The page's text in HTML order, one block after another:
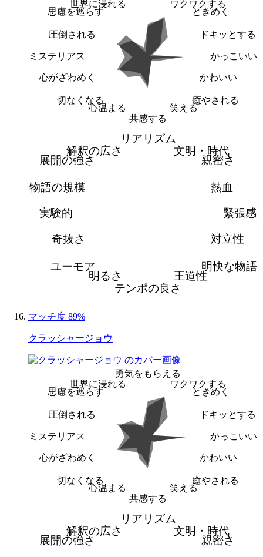
ワクワクする
ときめく
ドキッとする
かっこいい
かわいい
癒やされる
笑える
共感する
心温まる
切なくなる
心がざわめく
ミステリアス
圧倒される
思慮を巡らす
世界に浸れる
リアリズム
文明・時代
親密さ
熱血
緊張感
対立性
明快な物語
王道性
テンポの良さ
明るさ
ユーモア
奇抜さ
実験的
物語の規模
展開の強さ
解釈の広さ
マッチ度 89%
クラッシャージョウ
勇気をもらえる
ワクワクする
ときめく
ドキッとする
かっこいい
かわいい
癒やされる
笑える
共感する
心温まる
切なくなる
心がざわめく
ミステリアス
圧倒される
思慮を巡らす
世界に浸れる
リアリズム
文明・時代
親密さ
展開の強さ
解釈の広さ